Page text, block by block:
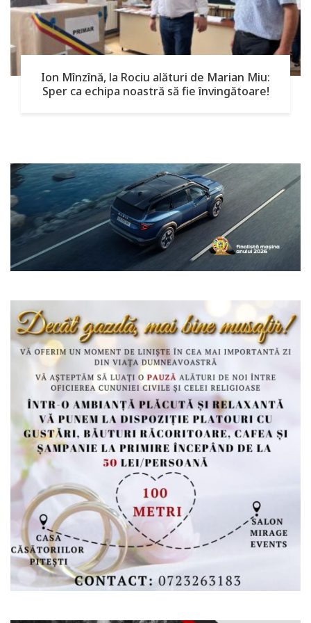
Ion Mînzînă, la Rociu alături de Marian Miu:
Sper ca echipa noastră să fie învingătoare!